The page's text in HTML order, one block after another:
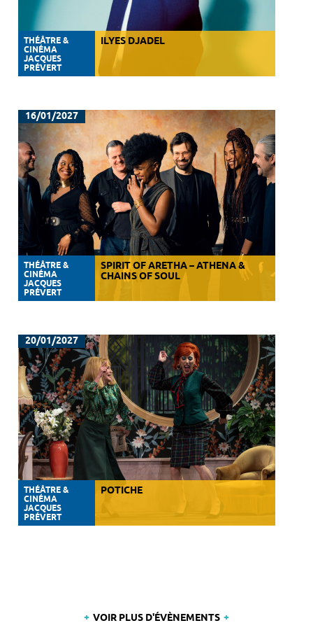
THÉÂTRE &
CINÉMA
JACQUES
PRÉVERT
ILYES DJADEL
16/01/2027
THÉÂTRE &
CINÉMA
JACQUES
PRÉVERT
SPIRIT OF ARETHA – ATHENA &
CHAINS OF SOUL
20/01/2027
THÉÂTRE &
CINÉMA
JACQUES
PRÉVERT
POTICHE
VOIR PLUS D'ÉVÈNEMENTS